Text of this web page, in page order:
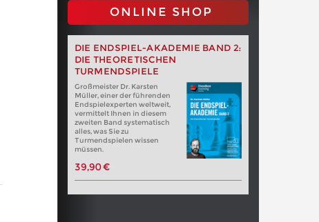
ONLINE SHOP
DIE ENDSPIEL-AKADEMIE BAND 2:
DIE THEORETISCHEN
TURMENDSPIELE
Großmeister Dr. Karsten
Müller, einer der führenden
Endspielexperten weltweit,
vermittelt Ihnen in diesem
zweiten Band systematisch
alles, was Sie zu
Turmendspielen wissen
müssen.
39,90 €